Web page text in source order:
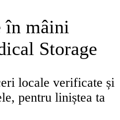
în mâini
Storage
locale verificate și
pentru liniștea ta